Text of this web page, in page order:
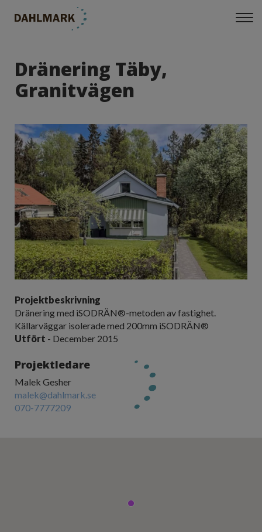
Dränering Täby,
Granitvägen
Projektledare
Malek Gesher
malek@dahlmark.se
070-7777209
Projektbeskrivning
Dränering med iSODRÄN®-metoden av fastighet.
Källarväggar isolerade med 200mm iSODRÄN®
Utfört - December 2015